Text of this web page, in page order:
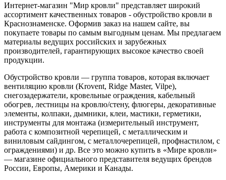
Интернет-магазин "Мир кровли" представляет широкий
ассортимент качественных товаров - обустройство кровли в
Краснознаменске. Оформив заказ на нашем сайте, вы
покупаете товары по самым выгодным ценам. Мы предлагаем
материалы ведущих российских и зарубежных
производителей, гарантирующих высокое качество своей
продукции.
Обустройство кровли — группа товаров, которая включает
вентиляцию кровли (Krovent, Ridge Master, Vilpe),
снегозадержатели, кровельные ограждения, кабельный
обогрев, лестницы на кровлю/стену, флюгеры, декоративные
элементы, колпаки, дымники, клеи, мастики, герметики,
инструменты для монтажа (измерительный инструмент,
работа с композитной черепицей, с металлическим и
виниловым сайдингом, с металлочерепицей, профнастилом, с
ограждениями) и др. Все это можно купить в «Мире кровли»
— магазине официального представителя ведущих брендов
России, Европы, Америки и Канады.